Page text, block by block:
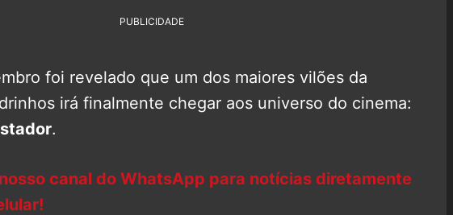
PUBLICIDADE
foi revelado que um dos maiores vilões da
irá finalmente chegar aos universo do cinema:
.
canal do WhatsApp para notícias diretamente